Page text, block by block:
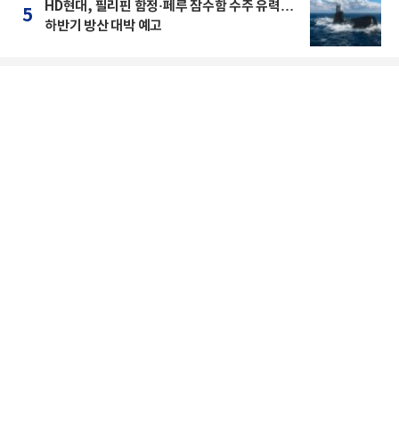
5
HD현대, 필리핀 함정·페루 잠수함 수주 유력…
하반기 방산 대박 예고